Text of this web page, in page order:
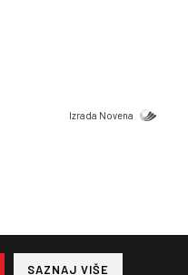
SAZNAJ VIŠE
Izrada Novena